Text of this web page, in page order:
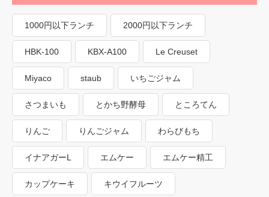
1000円以下ランチ 2000円以下ランチ
HBK-100 KBX-A100 Le Creuset
Miyaco staub いちごジャム
さつまいも とかち野酵母 ところてん
りんご りんごジャム わらびもち
イナアガーL エムケー エムケー精工
カップケーキ キウイフルーツ